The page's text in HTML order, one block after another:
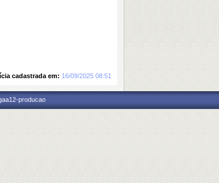
cadastrada em: 16/09/2025 08:51
producao